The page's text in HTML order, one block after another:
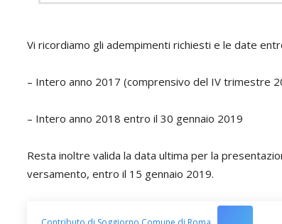
Vi ricordiamo gli adempimenti richiesti e le date
– Intero anno 2017 (comprensivo del IV trimestre
– Intero anno 2018 entro il 30 gennaio 2019
Resta inoltre valida la data ultima per la
versamento, entro il 15 gennaio 2019.